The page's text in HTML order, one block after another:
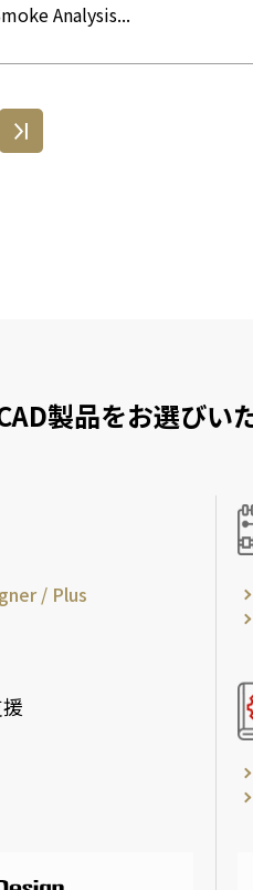
Analysis...
製品をお選びい
/ Plus